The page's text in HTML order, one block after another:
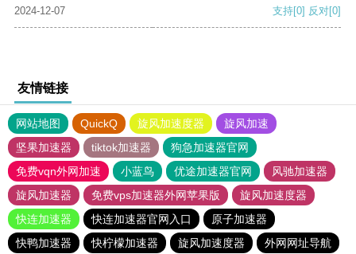
2024-12-07 支持[0] 反对[0]
友情链接
网站地图 QuickQ 旋风加速度器
旋风加速
坚果加速器
tiktok加速器
狗急加速器官网
免费vqn外网加速
小蓝鸟 优途加速器官网
风驰加速器
旋风加速器
免费vps加速器外网苹果版
旋风加速度器
快连加速器
快连加速器官网入口
原子加速器
快鸭加速器
快柠檬加速器 旋风加速度器 外网网址导航